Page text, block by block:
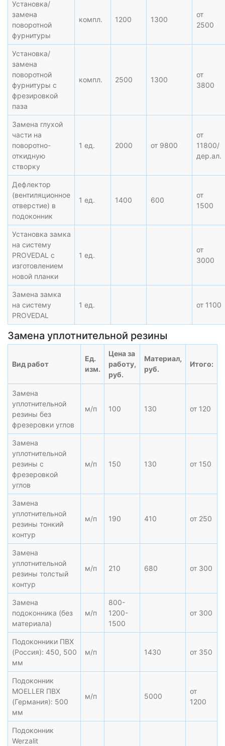
Установка/
замена
поворотной
фурнитуры
компл. 1200 1300
от
2500
Установка/
замена
поворотной
фурнитуры с
фрезировкой
паза
компл. 2500 1300
от
3800
Замена глухой
части на
поворотно-
откидную
створку
1 ед. 2000 от 9800
от
11800/
дер.ал.
Дефлектор
(вентиляционное
отверстие) в
подоконник
1 ед. 1400 600
от
1500
Установка замка
на систему
PROVEDAL с
изготовлением
новой планки
1 ед.
от
3000
Замена замка
на систему
PROVEDAL
1 ед. от 1100
Замена уплотнительной резины
Вид работ
Ед.
изм.
Цена за
работу,
руб.
Материал,
руб.
Итого:
Замена
уплотнительной
резины без
фрезеровки углов
м/п 100 130 от 120
Замена
уплотнительной
резины с
фрезеровкой
углов
м/п 150 130 от 150
Замена
уплотнительной
резины тонкий
контур
м/п 190 410 от 250
Замена
уплотнительной
резины толстый
контур
м/п 210 680 от 300
Замена
подоконника (без
материала)
м/п
800-
1200-
1500
от 300
Подоконники ПВХ
(Россия): 450, 500
мм
м/п 1430 от 350
Подоконник
MOELLER ПВХ
(Германия): 500
мм
м/п 5000
от
1200
Подоконник
Werzalit